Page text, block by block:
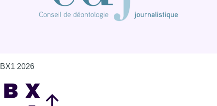
BX1 2026